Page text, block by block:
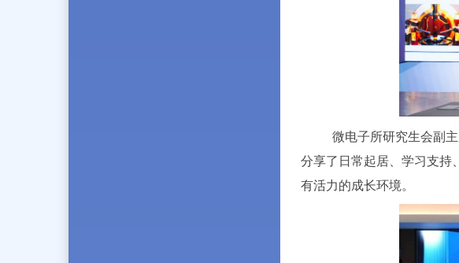
微电子所研究生会副
分享了日常起居、学习支持
有活力的成长环境。